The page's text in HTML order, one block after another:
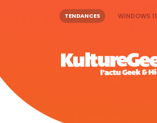
TENDANCES WINDOWS 11